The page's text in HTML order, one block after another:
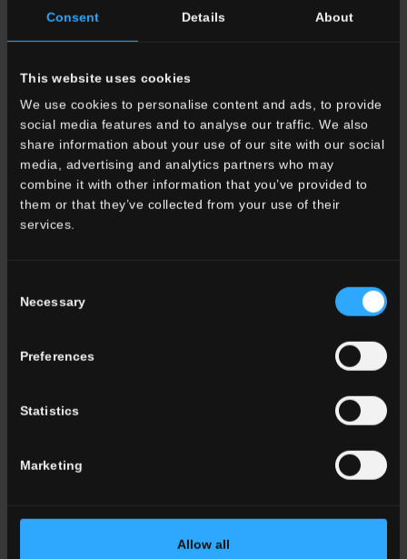
Consent Details About
This website uses cookies
We use cookies to personalise content and ads, to provide
social media features and to analyse our traffic. We also
share information about your use of our site with our social
media, advertising and analytics partners who may
combine it with other information that you’ve provided to
them or that they’ve collected from your use of their
services.
Selection
Necessary
Preferences
Statistics
Marketing
Allow all
Angolare HLA 1 Rett. Lineare HLA 1 Rett.
33x120 . 13"x48"
G3LA01RGD12Gradone
Angolare DX HLA 1 Rett.
33x120 . 13"x48"
G3LA01RGS12Gradone
Angolare SX HLA 1 Rett.
ALTRI COLORI DELLA COLLEZIONE